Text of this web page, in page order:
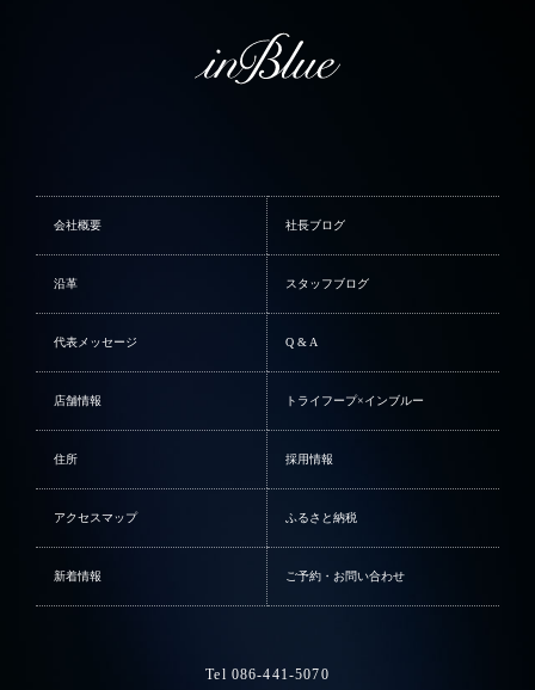
会社概要 社長ブログ
沿革 スタッフブログ
代表メッセージ Q & A
店舗情報 トライフープ×インブルー
住所 採用情報
アクセスマップ ふるさと納税
新着情報 ご予約・お問い合わせ
Tel 086-441-5070